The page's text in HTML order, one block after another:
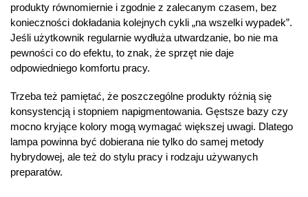
produkty równomiernie i zgodnie z zalecanym czasem, bez
konieczności dokładania kolejnych cykli „na wszelki wypadek”.
Jeśli użytkownik regularnie wydłuża utwardzanie, bo nie ma
pewności co do efektu, to znak, że sprzęt nie daje
odpowiedniego komfortu pracy.
Trzeba też pamiętać, że poszczególne produkty różnią się
konsystencją i stopniem napigmentowania. Gęstsze bazy czy
mocno kryjące kolory mogą wymagać większej uwagi. Dlatego
lampa powinna być dobierana nie tylko do samej metody
hybrydowej, ale też do stylu pracy i rodzaju używanych
preparatów.